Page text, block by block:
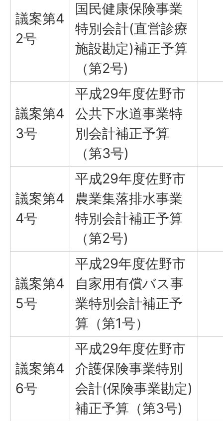
議案第4
2号
国民健康保険事業
特別会計(直営診療
施設勘定)補正予算
（第2号)
議案第4
3号
平成29年度佐野市
公共下水道事業特
別会計補正予算
（第3号)
議案第4
4号
平成29年度佐野市
農業集落排水事業
特別会計補正予算
（第2号)
議案第4
5号
平成29年度佐野市
自家用有償バス事
業特別会計補正予
算（第1号）
議案第4
6号
平成29年度佐野市
介護保険事業特別
会計(保険事業勘定)
補正予算（第3号)